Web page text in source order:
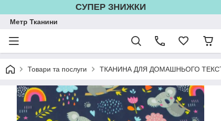
СУПЕР ЗНИЖКИ
Метр Тканини
Товари та послуги ТКАНИНА ДЛЯ ДОМАШНЬОГО